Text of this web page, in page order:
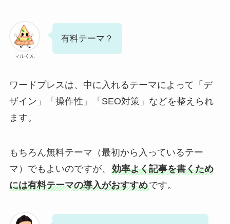
マルくん
有料テーマ？
ワードプレスは、中に入れるテーマによって「デ
ザイン」「操作性」「SEO対策」などを整えられ
ます。
もちろん無料テーマ（最初から入っているテー
マ）でもよいのですが、 効率よく記事を書くため
には有料テーマの導入がおすすめです。